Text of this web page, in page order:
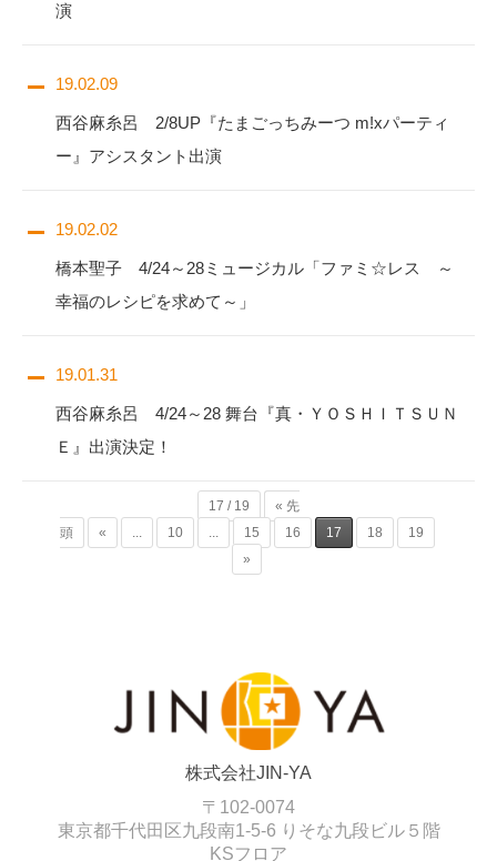
演
19.02.09
西谷麻糸呂 2/8UP『たまごっちみーつ m!xパーティ
ー』アシスタント出演
19.02.02
橋本聖子 4/24～28ミュージカル「ファミ☆レス ～
幸福のレシピを求めて～」
19.01.31
西谷麻糸呂 4/24～28 舞台『真・ＹＯＳＨＩＴＳＵＮ
Ｅ』出演決定！
17 / 19
« 先
頭
« ... 10 ... 15 16 17 18
19
»
株式会社JIN-YA
〒102-0074
東京都千代田区九段南1-5-6 りそな九段ビル５階
KSフロア